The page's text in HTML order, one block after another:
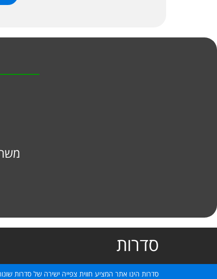
סדרות
סדרות הינו אתר המציע חווית צפייה ישירה של סדרות